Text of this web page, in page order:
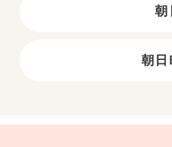
朝
朝日